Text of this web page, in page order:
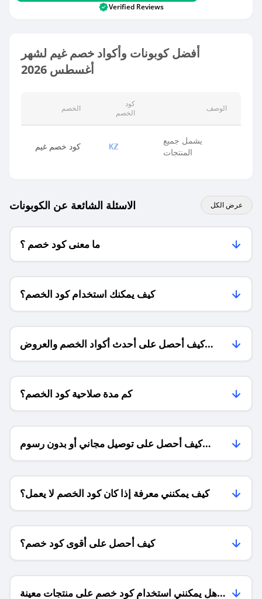
Verified Reviews
أفضل كوبونات وأكواد خصم غيم لشهر
أغسطس 2026
الخصم
كود
الخصم
الوصف
كود خصم غيم KZ
يشمل جميع
المنتجات
الاسئلة الشائعة عن الكوبونات عرض الكل
ما معنى كود خصم ؟
كيف يمكنك استخدام كود الخصم؟
كيف أحصل على أحدث أكواد الخصم والعروض
للمتاجر؟
كم مدة صلاحية كود الخصم؟
كيف أحصل على توصيل مجاني أو بدون رسوم
الشحن ؟
كيف يمكنني معرفة إذا كان كود الخصم لا يعمل؟
كيف أحصل على أقوى كود خصم؟
هل يمكنني استخدام كود خصم على منتجات معينة